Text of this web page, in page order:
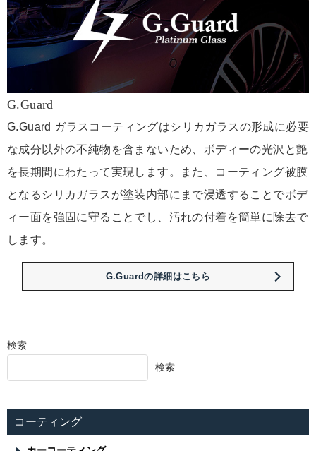
G.Guard
G.Guard ガラスコーティングはシリカガラスの形成に必要
な成分以外の不純物を含まないため、ボディーの光沢と艶
を長期間にわたって実現します。また、コーティング被膜
となるシリカガラスが塗装内部にまで浸透することでボデ
ィー面を強固に守ることでし、汚れの付着を簡単に除去で
します。
G.Guardの詳細はこちら
検索
検索
コーティング